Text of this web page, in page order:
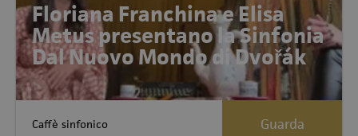
Floriana Franchina e Elisa
Metus presentano la Sinfonia
Dal Nuovo Mondo di Dvořák
Caffè sinfonico Guarda